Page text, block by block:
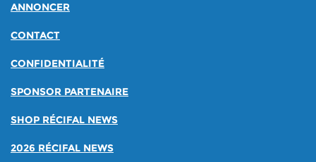
ANNONCER
CONTACT
CONFIDENTIALITÉ
SPONSOR PARTENAIRE
SHOP RÉCIFAL NEWS
2026 RÉCIFAL NEWS